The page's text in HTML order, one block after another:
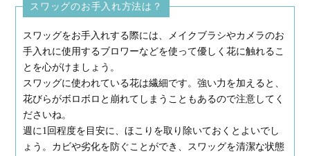
スワッグのお手入れ方法は？
スワッグをお手入れする際には、メイクブラシやカメラのお
手入れに使用するブロワーなどを使って優しく花に触れるこ
とを心がけましょう。
スワッグに使われている花は繊細です。強い力を加えると、
花びらがボロボロと崩れてしまうこともあるので注意してく
ださいね。
週に1回程度を目安に、ほこりを取り除いておくとよいでし
ょう。カビや劣化を防ぐことができ、スワッグを清潔な状態